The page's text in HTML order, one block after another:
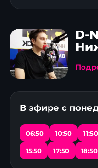
D-
В эфире с
06:50 10:50 11:50
15:50 17:50 18:50